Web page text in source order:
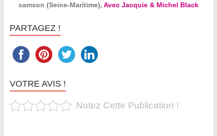
samson (Seine-Maritime), Avec Jacquie & Michel Black
PARTAGEZ !
VOTRE AVIS !
Notez Cette Publication !